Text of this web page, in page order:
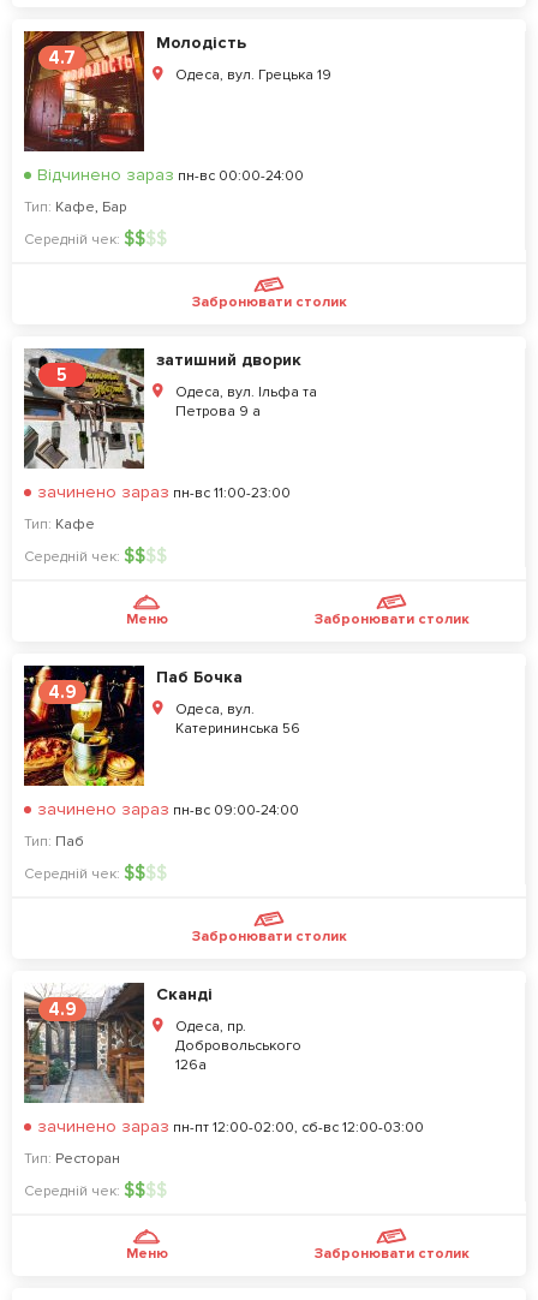
4.7
Молодість
Одеса, вул. Грецька 19
Відчинено зараз пн-вс 00:00-24:00
Тип: Кафе, Бар
Середній чек: $$$$
Забронювати столик
5
затишний дворик
Одеса, вул. Ільфа та
Петрова 9 а
зачинено зараз пн-вс 11:00-23:00
Тип: Кафе
Середній чек: $$$$
Меню Забронювати столик
4.9
Паб Бочка
Одеса, вул.
Катерининська 56
зачинено зараз пн-вс 09:00-24:00
Тип: Паб
Середній чек: $$$$
Забронювати столик
4.9
Сканді
Одеса, пр.
Добровольського
126а
зачинено зараз пн-пт 12:00-02:00, сб-вс 12:00-03:00
Тип: Ресторан
Середній чек: $$$$
Меню Забронювати столик